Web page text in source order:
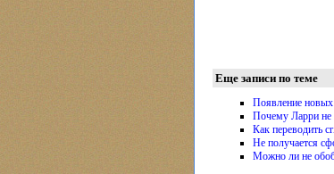
Еще записи по теме
Появление
Почему Ларри не
Как переводить
Не получается
Можно ли не